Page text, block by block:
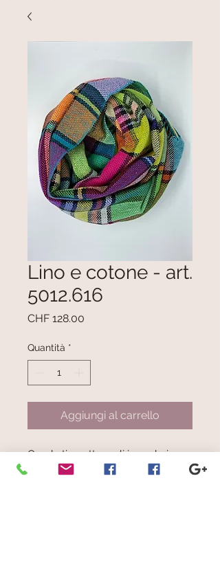
Lino e cotone - art.
5012.616
CHF 128.00
Quantità *
Aggiungi al carrello
Quadrati e rettangoli irregolari
bordati di nero - colore giallo